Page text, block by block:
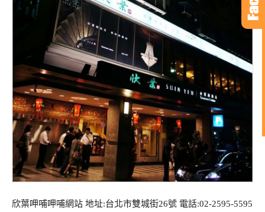
欣葉呷哺呷哺網站 地址:台北市雙城街26號 電話:02-2595-5595